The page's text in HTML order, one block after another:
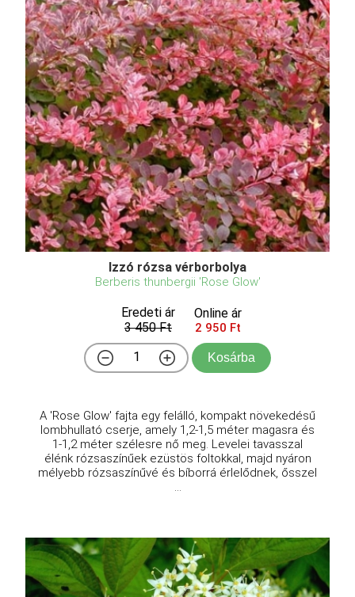
Izzó rózsa vérborbolya
Berberis thunbergii 'Rose Glow'
Eredeti ár
3 450 Ft
Online ár
2 950 Ft
Kosárba
A 'Rose Glow' fajta egy felálló, kompakt növekedésű
lombhullató cserje, amely 1,2-1,5 méter magasra és
1-1,2 méter szélesre nő meg. Levelei tavasszal
élénk rózsaszínűek ezüstös foltokkal, majd nyáron
mélyebb rózsaszínűvé és bíborrá érlelődnek, ősszel
...